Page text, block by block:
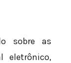
sobre as
eletrônico,